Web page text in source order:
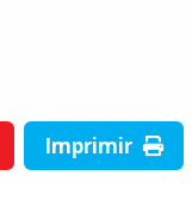
Imprimir